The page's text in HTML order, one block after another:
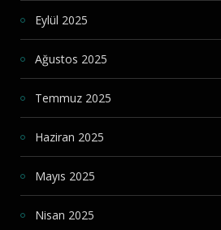
Eylül 2025
Ağustos 2025
Temmuz 2025
Haziran 2025
Mayıs 2025
Nisan 2025